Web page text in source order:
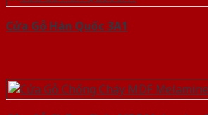
Cửa Gỗ Hàn Quốc 3A1